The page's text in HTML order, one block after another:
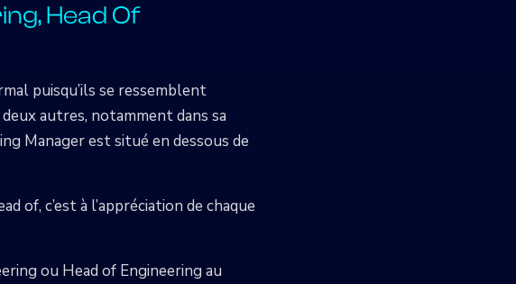
Head Of
puisqu’ils se ressemblent
autres, notamment dans sa
Manager est situé en dessous de
of, c’est à l’appréciation de chaque
ou Head of Engineering au